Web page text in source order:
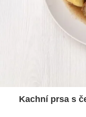
Kachní prsa s